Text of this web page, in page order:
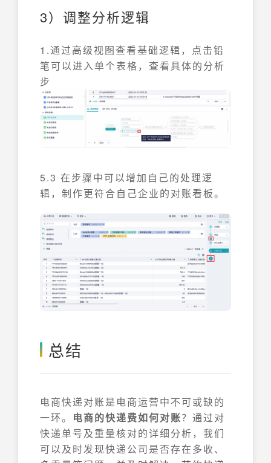
3）调整分析逻辑
1.通过高级视图查看基础逻辑，点击铅
笔可以进入单个表格，查看具体的分析
步
5.3 在步骤中可以增加自己的处理逻
辑，制作更符合自己企业的对账看板。
总结
电商快递对账是电商运营中不可或缺的
一环。 电商的快递费如何对账？通过对
快递单号及重量核对的详细分析，我们
可以及时发现快递公司是否存在多收、